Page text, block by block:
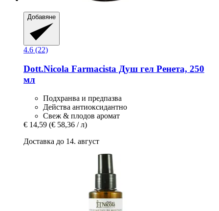
Добавяне
4.6 (22)
Dott.Nicola Farmacista Душ гел Ренета, 250
мл
Подхранва и предпазва
Действа антиоксидантно
Свеж & плодов аромат
€ 14,59 (€ 58,36 / л)
Доставка до 14. август